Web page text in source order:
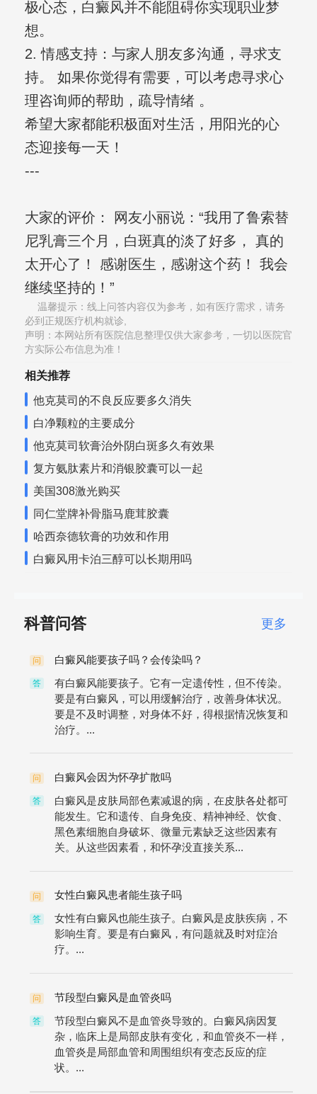
极心态，白癜风并不能阻碍你实现职业梦
想。
2. 情感支持：与家人朋友多沟通，寻求支
持。 如果你觉得有需要，可以考虑寻求心
理咨询师的帮助，疏导情绪 。
希望大家都能积极面对生活，用阳光的心
态迎接每一天！
---
大家的评价： 网友小丽说：“我用了鲁索替
尼乳膏三个月，白斑真的淡了好多， 真的
太开心了！ 感谢医生，感谢这个药！ 我会
继续坚持的！”
温馨提示：线上问答内容仅为参考，如有医疗需求，请务
必到正规医疗机构就诊,
声明：本网站所有医院信息整理仅供大家参考，一切以医院官
方实际公布信息为准！
相关推荐
他克莫司的不良反应要多久消失
白净颗粒的主要成分
他克莫司软膏治外阴白斑多久有效果
复方氨肽素片和消银胶囊可以一起
美国308激光购买
同仁堂牌补骨脂马鹿茸胶囊
哈西奈德软膏的功效和作用
白癜风用卡泊三醇可以长期用吗
科普问答 更多
问 白癜风能要孩子吗？会传染吗？
答
有白癜风能要孩子。它有一定遗传性，但不传染。
要是有白癜风，可以用缓解治疗，改善身体状况。
要是不及时调整，对身体不好，得根据情况恢复和
治疗。...
问 白癜风会因为怀孕扩散吗
答
白癜风是皮肤局部色素减退的病，在皮肤各处都可
能发生。它和遗传、自身免疫、精神神经、饮食、
黑色素细胞自身破坏、微量元素缺乏这些因素有
关。从这些因素看，和怀孕没直接关系...
问 女性白癜风患者能生孩子吗
答
女性有白癜风也能生孩子。白癜风是皮肤疾病，不
影响生育。要是有白癜风，有问题就及时对症治
疗。...
问 节段型白癜风是血管炎吗
答
节段型白癜风不是血管炎导致的。白癜风病因复
杂，临床上是局部皮肤有变化，和血管炎不一样，
血管炎是局部血管和周围组织有变态反应的症
状。...